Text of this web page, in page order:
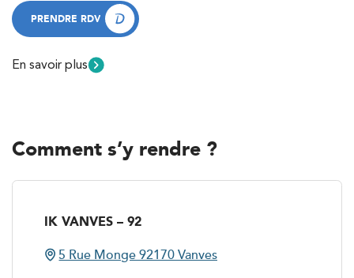
PRENDRE RDV
En savoir plus
Comment s’y rendre ?
IK VANVES – 92
5 Rue Monge 92170 Vanves